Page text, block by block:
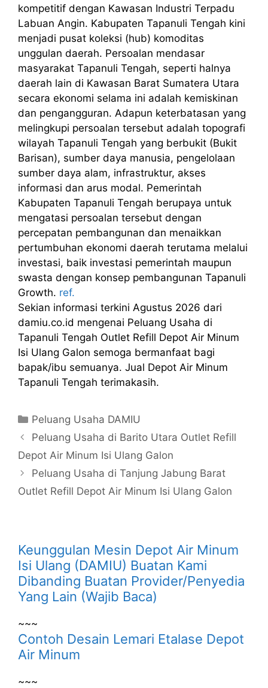
kompetitif dengan Kawasan Industri Terpadu
Labuan Angin. Kabupaten Tapanuli Tengah kini
menjadi pusat koleksi (hub) komoditas
unggulan daerah. Persoalan mendasar
masyarakat Tapanuli Tengah, seperti halnya
daerah lain di Kawasan Barat Sumatera Utara
secara ekonomi selama ini adalah kemiskinan
dan pengangguran. Adapun keterbatasan yang
melingkupi persoalan tersebut adalah topografi
wilayah Tapanuli Tengah yang berbukit (Bukit
Barisan), sumber daya manusia, pengelolaan
sumber daya alam, infrastruktur, akses
informasi dan arus modal. Pemerintah
Kabupaten Tapanuli Tengah berupaya untuk
mengatasi persoalan tersebut dengan
percepatan pembangunan dan menaikkan
pertumbuhan ekonomi daerah terutama melalui
investasi, baik investasi pemerintah maupun
swasta dengan konsep pembangunan Tapanuli
Growth. ref.
Sekian informasi terkini Agustus 2026 dari
damiu.co.id mengenai Peluang Usaha di
Tapanuli Tengah Outlet Refill Depot Air Minum
Isi Ulang Galon semoga bermanfaat bagi
bapak/ibu semuanya. Jual Depot Air Minum
Tapanuli Tengah terimakasih.
Kategori
Peluang Usaha DAMIU
Peluang Usaha di Barito Utara Outlet Refill
Depot Air Minum Isi Ulang Galon
Peluang Usaha di Tanjung Jabung Barat
Outlet Refill Depot Air Minum Isi Ulang Galon
Keunggulan Mesin Depot Air Minum
Isi Ulang (DAMIU) Buatan Kami
Dibanding Buatan Provider/Penyedia
Yang Lain (Wajib Baca)
~~~
Contoh Desain Lemari Etalase Depot
Air Minum
~~~